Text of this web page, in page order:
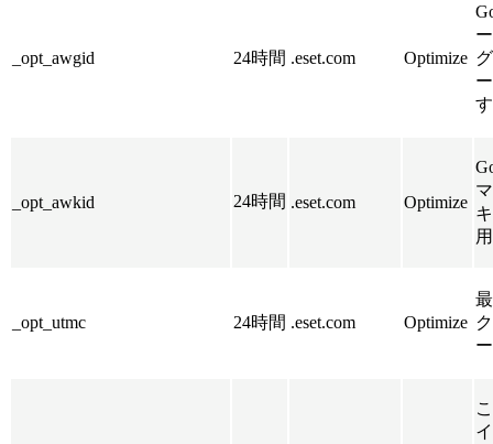
_opt_awgid 24時間 .eset.com Optimize
_opt_awkid 24時間 .eset.com Optimize
_opt_utmc 24時間 .eset.com Optimize